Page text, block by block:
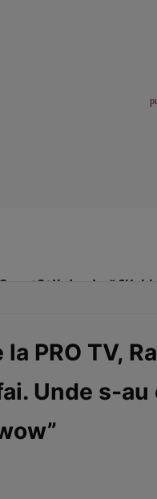
SportStil de viață
Paparazzii Click!
PRO TV,
Unde s-